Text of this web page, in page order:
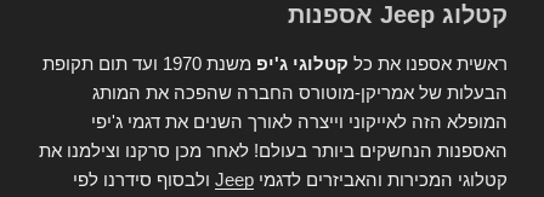
קטלוג Jeep אספנות
ראשית אספנו את כל קטלוגי ג'יפ
משנת 1970 ועד תום תקופת
הבעלות של אמריקן-מוטורס החברה שהפכה את המותג
המופלא הזה לאייקוני וייצרה לאורך השנים את דגמי ג'יפי
האספנות הנחשקים ביותר בעולם! לאחר מכן סרקנו וצילמנו את
קטלוגי המכירות והאביזרים לדגמי Jeep ולבסוף סידרנו לפי